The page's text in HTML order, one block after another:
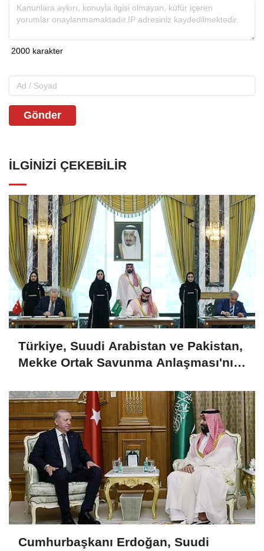
Gönder
İLGINIZI ÇEKEBILIR
Türkiye, Suudi Arabistan ve Pakistan,
Mekke Ortak Savunma Anlaşması'nı
Cumhurbaşkanı Erdoğan, Suudi